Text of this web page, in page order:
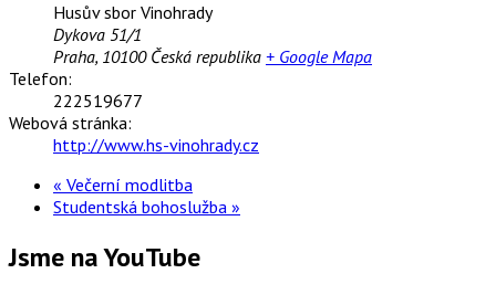
Husův sbor Vinohrady
Dykova 51/1
Praha, 10100 Česká republika + Google Mapa
Telefon:
222519677
Webová stránka:
http://www.hs-vinohrady.cz
« Večerní modlitba
Studentská bohoslužba »
Jsme na YouTube